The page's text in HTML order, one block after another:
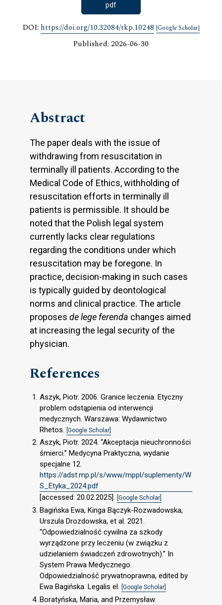
pdf
DOI: https://doi.org/10.32084/tkp.10248 [Google Scholar]
Published: 2026-06-30
Abstract
The paper deals with the issue of
withdrawing from resuscitation in
terminally ill patients. According to the
Medical Code of Ethics, withholding of
resuscitation efforts in terminally ill
patients is permissible. It should be
noted that the Polish legal system
currently lacks clear regulations
regarding the conditions under which
resuscitation may be foregone. In
practice, decision-making in such cases
is typically guided by deontological
norms and clinical practice. The article
proposes de lege ferenda changes aimed
at increasing the legal security of the
physician.
References
Aszyk, Piotr. 2006. Granice leczenia. Etyczny
problem odstąpienia od interwencji
medycznych. Warszawa: Wydawnictwo
Rhetos.
[Google Scholar]
Aszyk, Piotr. 2024. “Akceptacja nieuchronności
śmierci.” Medycyna Praktyczna, wydanie
specjalne 12.
https://adst.mp.pl/s/www/mppl/suplementy/W
S_Etyka_2024.pdf
[accessed: 20.02.2025]. [Google Scholar]
Bagińska Ewa, Kinga Bączyk-Rozwadowska,
Urszula Drozdowska, et al. 2021.
“Odpowiedzialność cywilna za szkody
wyrządzone przy leczeniu (w związku z
udzielaniem świadczeń zdrowotnych).” In
System Prawa Medycznego.
Odpowiedzialność prywatnoprawna, edited by
Ewa Bagińska. Legalis el. [Google Scholar]
Boratyńska, Maria, and Przemysław